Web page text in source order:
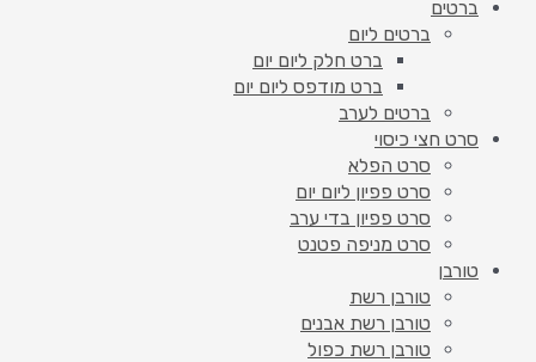
ברטים
ברטים ליום
ברט חלק ליום יום
ברט מודפס ליום יום
ברטים לערב
סרט חצי כיסוי
סרט הפלא
סרט פפיון ליום יום
סרט פפיון בדי ערב
סרט מניפה פטנט
טורבן
טורבן רשת
טורבן רשת אבנים
טורבן רשת כפול